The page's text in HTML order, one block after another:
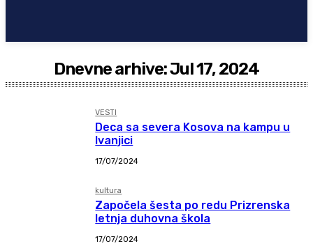
Dnevne arhive: Jul 17, 2024
VESTI
Deca sa severa Kosova na kampu u
Ivanjici
17/07/2024
kultura
Započela šesta po redu Prizrenska
letnja duhovna škola
17/07/2024